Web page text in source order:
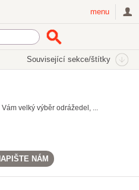
menu
Související sekce/štítky
velký výběr odrážedel, ...
NÁM